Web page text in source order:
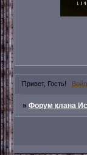
Привет, Гость!
»Форум клана